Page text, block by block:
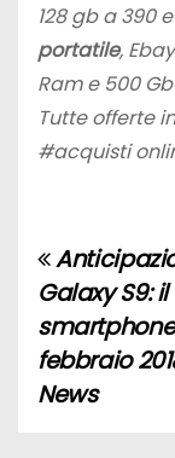
128 gb a 390
portatile,
Ram e 500
Tutte offerte
#acquisti
N
a
v
Galaxy S9:
febbraio
News